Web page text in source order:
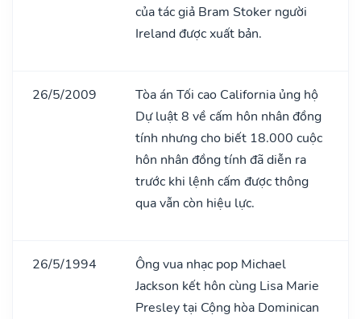
của tác giả Bram Stoker người
Ireland được xuất bản.
26/5/2009
Tòa án Tối cao California ủng hộ
Dự luật 8 về cấm hôn nhân đồng
tính nhưng cho biết 18.000 cuộc
hôn nhân đồng tính đã diễn ra
trước khi lệnh cấm được thông
qua vẫn còn hiệu lực.
26/5/1994
Ông vua nhạc pop Michael
Jackson kết hôn cùng Lisa Marie
Presley tại Cộng hòa Dominican